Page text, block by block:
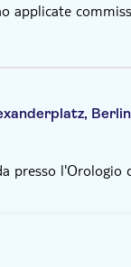
applicate
presso l'Orologio